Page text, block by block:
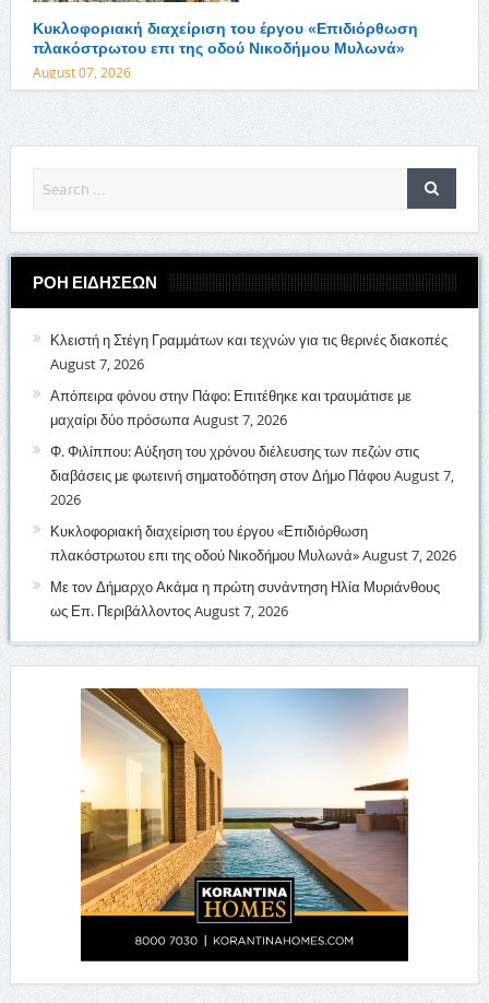
Κυκλοφοριακή διαχείριση του έργου «Επιδιόρθωση
πλακόστρωτου επι της οδού Νικοδήμου Μυλωνά»
August 07, 2026
ΡΟΗ ΕΙΔΗΣΕΩΝ
Κλειστή η Στέγη Γραμμάτων και τεχνών για τις θερινές διακοπές
August 7, 2026
Απόπειρα φόνου στην Πάφο: Επιτέθηκε και τραυμάτισε με
μαχαίρι δύο πρόσωπα August 7, 2026
Φ. Φιλίππου: Αύξηση του χρόνου διέλευσης των πεζών στις
διαβάσεις με φωτεινή σηματοδότηση στον Δήμο ΠάφουAugust 7,
2026
Κυκλοφοριακή διαχείριση του έργου «Επιδιόρθωση
πλακόστρωτου επι της οδού Νικοδήμου Μυλωνά»August 7, 2026
Με τον Δήμαρχο Ακάμα η πρώτη συνάντηση Ηλία Μυριάνθους
ως Επ. ΠεριβάλλοντοςAugust 7, 2026